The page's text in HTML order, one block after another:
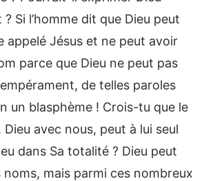
Si l’homme dit que Dieu peut
appelé Jésus et ne peut avoir
parce que Dieu ne peut pas
de telles paroles
un blasphème ! Crois-tu que le
avec nous, peut à lui seul
dans Sa totalité ? Dieu peut
noms, mais parmi ces nombreux